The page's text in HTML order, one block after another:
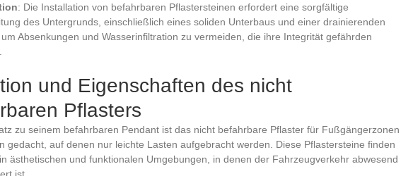
: Die Installation von befahrbaren Pflastersteinen erfordert eine sorgfältige
des Untergrunds, einschließlich eines soliden Unterbaus und einer drainierenden
Absenkungen und Wasserinfiltration zu vermeiden, die ihre Integrität gefährden
und Eigenschaften des nicht
Pflasters
zu seinem befahrbaren Pendant ist das nicht befahrbare Pflaster für Fußgängerzonen
gedacht, auf denen nur leichte Lasten aufgebracht werden. Diese Pflastersteine finden
ästhetischen und funktionalen Umgebungen, in denen der Fahrzeugverkehr abwesend